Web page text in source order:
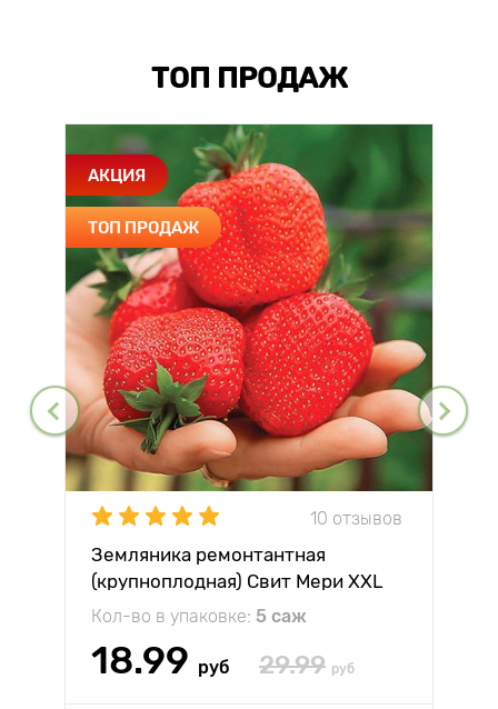
ТОП ПРОДАЖ
АКЦИЯ
ТОП ПРОДАЖ
10 отзывов
Земляника ремонтантная
(крупноплодная) Свит Мери XXL
Кол-во в упаковке: 5 саж
18.99 руб 29.99 руб